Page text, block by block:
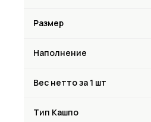
Размер
Наполнение
Вес нетто за 1 шт
Тип Кашпо